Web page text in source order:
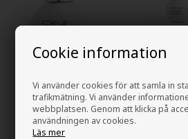
Cookie information
Vi använder cookies för att samla in
trafikmätning. Vi använder
webbplatsen. Genom att klicka på
användningen av cookies.
Läs mer
33ml
135,00 SEK
33ml